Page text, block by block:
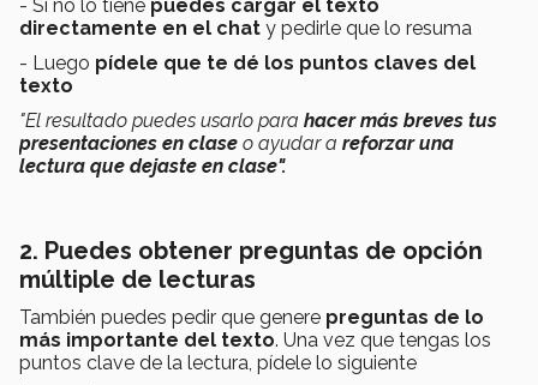
- Si no lo tiene puedes cargar el texto
directamente en el chat y pedirle que lo resuma
- Luego pídele que te dé los puntos claves del
texto
"El resultado puedes usarlo para hacer más breves tus
presentaciones en clase o ayudar a reforzar una
lectura que dejaste en clase".
2. Puedes obtener preguntas de opción
múltiple de lecturas
También puedes pedir que genere preguntas de lo
más importante del texto. Una vez que tengas los
puntos clave de la lectura, pídele lo siguiente